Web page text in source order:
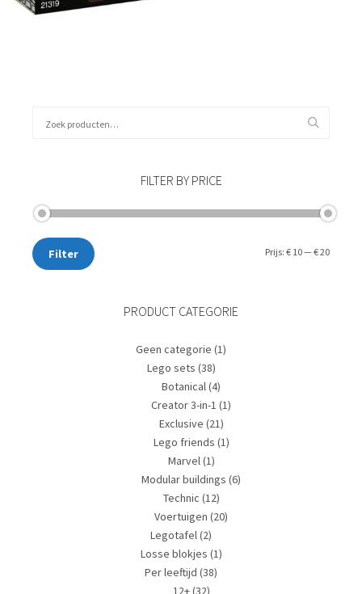
FILTER BY PRICE
Min.
Max.
Filter Prijs: € 10—€ 20
PRODUCT CATEGORIE
Geen categorie (1)
Lego sets (38)
Botanical(4)
Creator 3-in-1 (1)
Exclusive (21)
Lego friends (1)
Marvel(1)
Modular buildings (6)
Technic (12)
Voertuigen (20)
Legotafel(2)
Losse blokjes (1)
Per leeftijd (38)
12+(32)